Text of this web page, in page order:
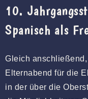
10.
Spanisch als
Gleich
Elternabend für die
in der über die